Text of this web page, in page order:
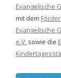
Evangelische
mit dem
Evangelische
e.V. sowie die